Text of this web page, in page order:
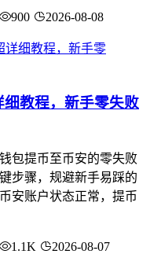
900 2026-08-08
教程，新手零失败
包提币至币安的零失败
步骤，规避新手易踩的
安账户状态正常，提币
1.1K 2026-08-07